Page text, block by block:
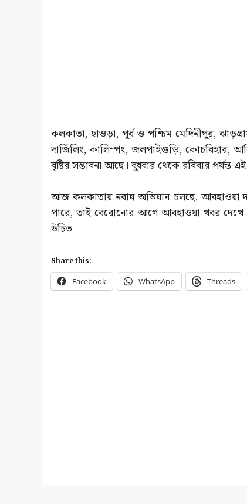
কলকাতা, হাওড়া, পূর্ব ও পশ্চিম মেদিনীপুর,
দার্জিলিং, কালিম্পং, জলপাইগুড়ি, কোচবিহার,
বৃষ্টির সম্ভাবনা আছে। বুধবার থেকে রবিবার পর্যন্ত
আজ কলকাতায় নবান্ন অভিযান চলছে, আবহাওয়া
পারে, তাই বেরোনোর আগে আবহাওয়া খবর দেখে
উচিত।
Share this:
Facebook WhatsApp Threads